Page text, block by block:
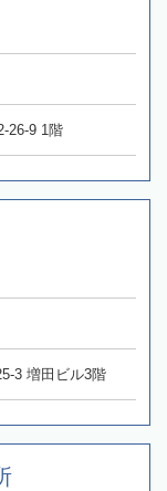
26-9 1階
3 増田ビル3階